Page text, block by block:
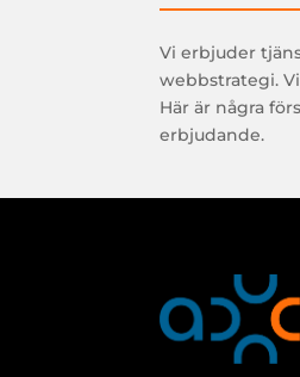
Vi erbjuder
webbstrategi.
Här är några
erbjudande.